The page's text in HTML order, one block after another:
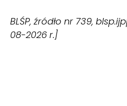
BLŚP, źródło nr 739,
08-2026 r.]